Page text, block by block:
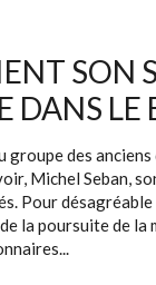
SON
DANS
groupe des
Michel Seban,
Pour désagréable
la poursuite de